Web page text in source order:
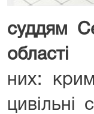
суддям
області
них:
цивільні